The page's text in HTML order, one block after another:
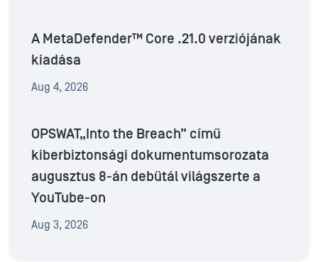
A MetaDefender™ Core .21.0 verziójának
kiadása
Aug 4, 2026
OPSWAT„Into the Breach” című
kiberbiztonsági dokumentumsorozata
augusztus 8-án debütál világszerte a
YouTube-on
Aug 3, 2026